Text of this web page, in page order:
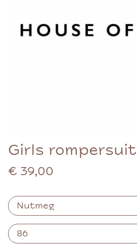
Girls rompersuit
€ 39,00